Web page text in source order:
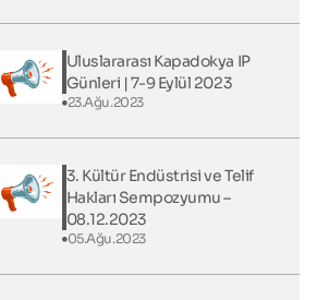
Uluslararası Kapadokya IP
Günleri​ | 7-9 Eylül 2023
23.Ağu.2023
3. Kültür Endüstrisi ve Telif
Hakları Sempozyumu –
08.12.2023
05.Ağu.2023